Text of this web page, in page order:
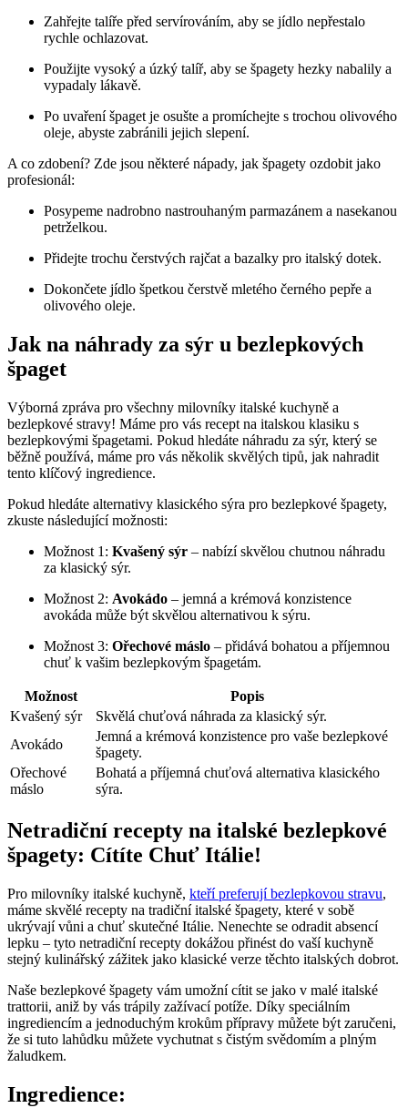
Zahřejte talíře před servírováním, aby se jídlo nepřestalo
rychle ochlazovat.
Použijte vysoký a úzký talíř, aby se špagety hezky nabalily a
vypadaly lákavě.
Po uvaření špaget je osušte a promíchejte s trochou olivového
oleje, abyste zabránili jejich slepení.
A co zdobení? Zde jsou některé nápady, jak špagety ozdobit jako
profesionál:
Posypeme nadrobno nastrouhaným parmazánem a nasekanou
petrželkou.
Přidejte trochu čerstvých rajčat a bazalky pro italský dotek.
Dokončete jídlo špetkou čerstvě mletého černého pepře a
olivového oleje.
Jak na náhrady za sýr u bezlepkových
špaget
Výborná zpráva pro všechny milovníky italské kuchyně a
bezlepkové stravy! Máme pro vás recept na italskou klasiku s
bezlepkovými špagetami. Pokud hledáte náhradu za sýr, který se
běžně používá, máme pro vás několik skvělých tipů, jak nahradit
tento klíčový ingredience.
Pokud hledáte alternativy klasického sýra pro bezlepkové špagety,
zkuste následující možnosti:
Možnost 1: Kvašený sýr – nabízí skvělou chutnou náhradu
za klasický sýr.
Možnost 2: Avokádo – jemná a krémová konzistence
avokáda může být skvělou alternativou k sýru.
Možnost 3: Ořechové máslo – přidává bohatou a příjemnou
chuť k vašim bezlepkovým špagetám.
Možnost
Popis
Kvašený sýr
Skvělá chuťová náhrada za klasický sýr.
Avokádo
Jemná a krémová konzistence pro vaše bezlepkové
špagety.
Ořechové
máslo
Bohatá a příjemná chuťová alternativa klasického
sýra.
Netradiční recepty na italské bezlepkové
špagety: Cítíte Chuť Itálie!
Pro milovníky italské kuchyně, kteří preferují bezlepkovou stravu,
máme skvělé recepty na tradiční italské špagety, které v sobě
ukrývají vůni a chuť skutečné Itálie. Nenechte se odradit absencí
lepku – tyto netradiční recepty dokážou přinést do vaší kuchyně
stejný kulinářský zážitek jako klasické verze těchto italských dobrot.
Naše bezlepkové špagety vám umožní cítit se jako v malé italské
trattorii, aniž by vás trápily zažívací potíže. Díky speciálním
ingrediencím a jednoduchým krokům přípravy můžete být zaručeni,
že si tuto lahůdku můžete vychutnat s čistým svědomím a plným
žaludkem.
Ingredience: